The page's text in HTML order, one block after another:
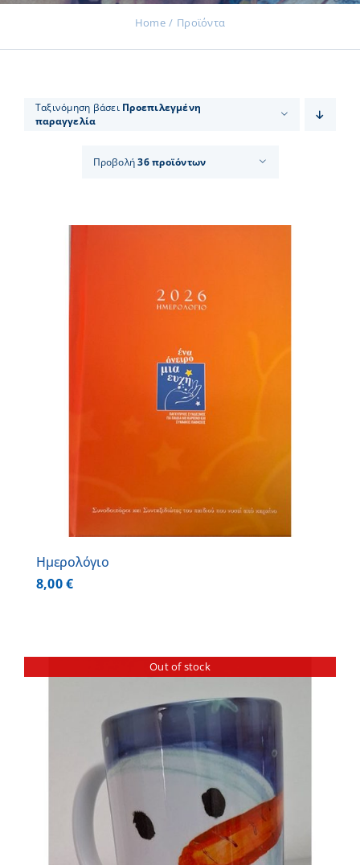
Νέα
Home Προϊόντα
Ταξινόμηση βάσει Προεπιλεγμένη
παραγγελία
Προβολή36 προϊόντων
Ημερολόγιο
8,00€
Out of stock